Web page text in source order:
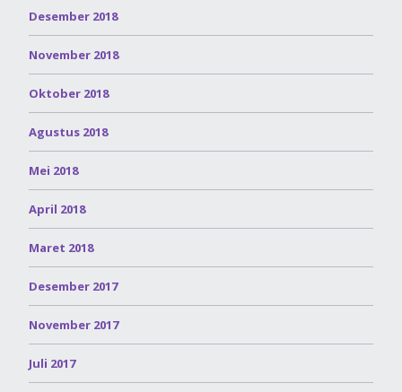
Desember 2018
November 2018
Oktober 2018
Agustus 2018
Mei 2018
April 2018
Maret 2018
Desember 2017
November 2017
Juli 2017